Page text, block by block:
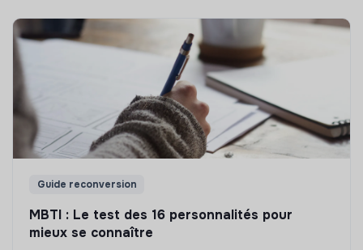
Guide reconversion
MBTI : Le test des 16 personnalités pour
mieux se connaître